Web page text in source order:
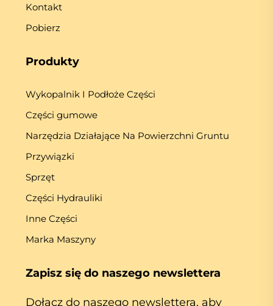
Kontakt
Pobierz
Produkty
Wykopalnik I Podłoże Części
Części gumowe
Narzędzia Działające Na Powierzchni Gruntu
Przywiązki
Sprzęt
Części Hydrauliki
Inne Części
Marka Maszyny
Zapisz się do naszego newslettera
Dołącz do naszego newslettera, aby